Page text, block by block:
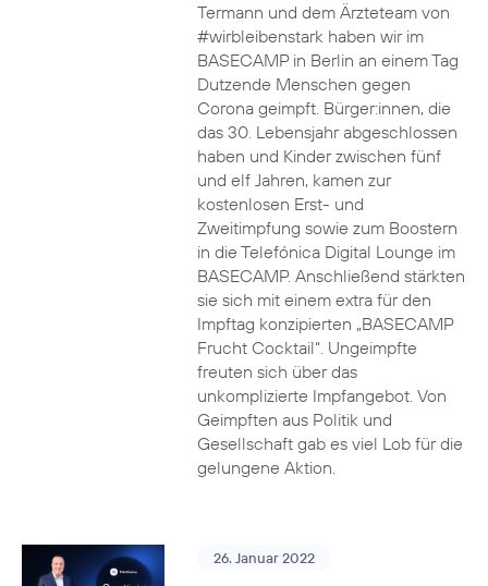
Termann und dem Ärzteteam von
#wirbleibenstark haben wir im
BASECAMP in Berlin an einem Tag
Dutzende Menschen gegen
Corona geimpft. Bürger:innen, die
das 30. Lebensjahr abgeschlossen
haben und Kinder zwischen fünf
und elf Jahren, kamen zur
kostenlosen Erst- und
Zweitimpfung sowie zum Boostern
in die Telefónica Digital Lounge im
BASECAMP. Anschließend stärkten
sie sich mit einem extra für den
Impftag konzipierten „BASECAMP
Frucht Cocktail“. Ungeimpfte
freuten sich über das
unkomplizierte Impfangebot. Von
Geimpften aus Politik und
Gesellschaft gab es viel Lob für die
gelungene Aktion.
26. Januar 2022